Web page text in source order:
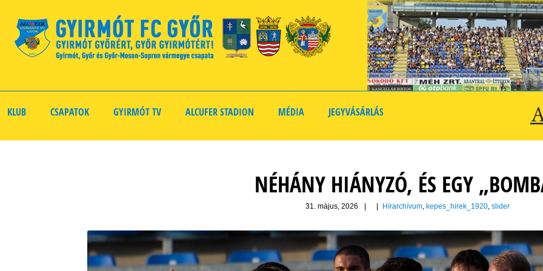
KLUB CSAPATOK GYIRMÓT TV ALCUFER STADION MÉDIA JEGYVÁSÁRLÁS
NÉHÁNY HIÁNYZÓ, ÉS EGY
31. május, 2026 Hírarchívum, kepes_hirek_1920, slider